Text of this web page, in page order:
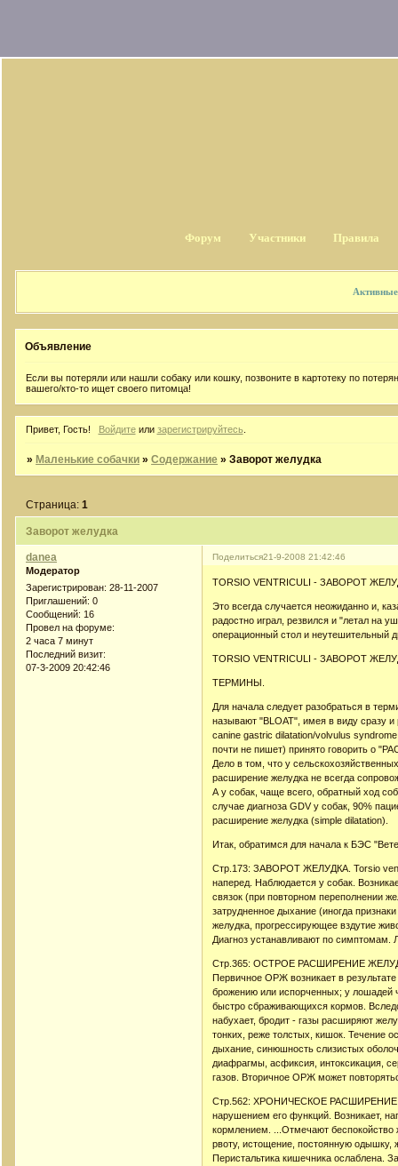
Форум Участники Правила
Объявление
Если вы потеряли или нашли собаку или кошку, позвоните в картотеку по
вашего/кто-то ищет своего питомца!
Привет, Гость! Войдитеили зарегистрируйтесь
» Маленькие собачки »Содержание »Заворот желудка
Заворот желудка
Страница:1
Поделиться21-9-2008 21:42:46
danea
Модератор
Зарегистрирован: 28-11-2007
Приглашений: 0
Сообщений: 16
Провел на форуме:
2 часа 7 минут
Последний визит:
07-3-2009 20:42:46
TORSIO VENTRICULI - ЗАВОРОТ
Это всегда случается неожиданно и,
радостно играл, резвился и "летал на
операционный стол и неутешительный
TORSIO VENTRICULI - ЗАВОРОТ
ТЕРМИНЫ.
Для начала следует разобраться в
называют "BLOAT", имея в виду сразу и
canine gastric dilatation/volvulus
почти не пишет) принято говорить
Дело в том, что у
расширение желудка не всегда
А у собак, чаще всего, обратный ход
случае диагноза GDV у собак, 90%
расширение желудка (simple dilatation).
Итак, обратимся для начала к БЭС
Стр.173: ЗАВОРОТ ЖЕЛУДКА. Torsio
наперед. Наблюдается у собак.
связок (при повторном переполнении
затрудненное дыхание (иногда
желудка, прогрессирующее вздутие
Диагноз устанавливают по симптомам.
Стр.365: ОСТРОЕ РАСШИРЕНИЕ
Первичное ОРЖ возникает в
брожению или испорченных; у лошадей
быстро сбраживающихся кормов.
набухает, бродит - газы расширяют
тонких, реже толстых, кишок. Течение
дыхание, синюшность слизистых
диафрагмы, асфиксия, интоксикация,
газов. Вторичное ОРЖ может
Стр.562: ХРОНИЧЕСКОЕ РАСШИРЕНИЕ
нарушением его функций. Возникает,
кормлением. ...Отмечают беспокойство
рвоту, истощение, постоянную одышку,
Перистальтика кишечника ослаблена.